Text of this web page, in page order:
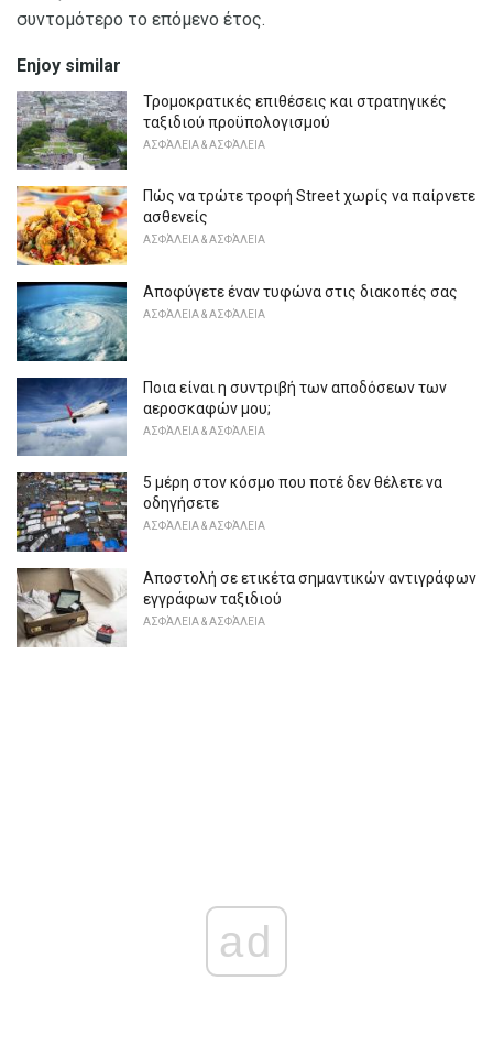
συντομότερο το επόμενο έτος.
Enjoy similar
Τρομοκρατικές επιθέσεις και στρατηγικές
ταξιδιού προϋπολογισμού
ΑΣΦΆΛΕΙΑ & ΑΣΦΆΛΕΙΑ
Πώς να τρώτε τροφή Street χωρίς να παίρνετε
ασθενείς
ΑΣΦΆΛΕΙΑ & ΑΣΦΆΛΕΙΑ
Αποφύγετε έναν τυφώνα στις διακοπές σας
ΑΣΦΆΛΕΙΑ & ΑΣΦΆΛΕΙΑ
Ποια είναι η συντριβή των αποδόσεων των
αεροσκαφών μου;
ΑΣΦΆΛΕΙΑ & ΑΣΦΆΛΕΙΑ
5 μέρη στον κόσμο που ποτέ δεν θέλετε να
οδηγήσετε
ΑΣΦΆΛΕΙΑ & ΑΣΦΆΛΕΙΑ
Αποστολή σε ετικέτα σημαντικών αντιγράφων
εγγράφων ταξιδιού
ΑΣΦΆΛΕΙΑ & ΑΣΦΆΛΕΙΑ
ad